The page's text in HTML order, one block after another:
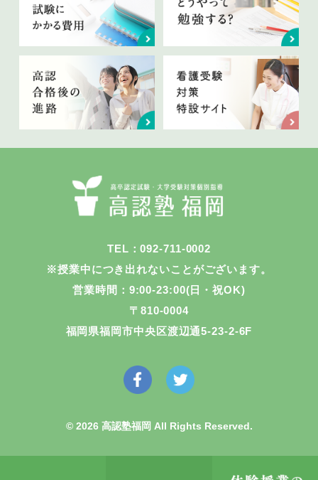
TEL：092-711-0002
※授業中につき出れないことがございます。
営業時間：9:00-23:00(日・祝OK)
〒810-0004
福岡県福岡市中央区渡辺通5-23-2-6F
© 2026 高認塾福岡 All Rights Reserved.